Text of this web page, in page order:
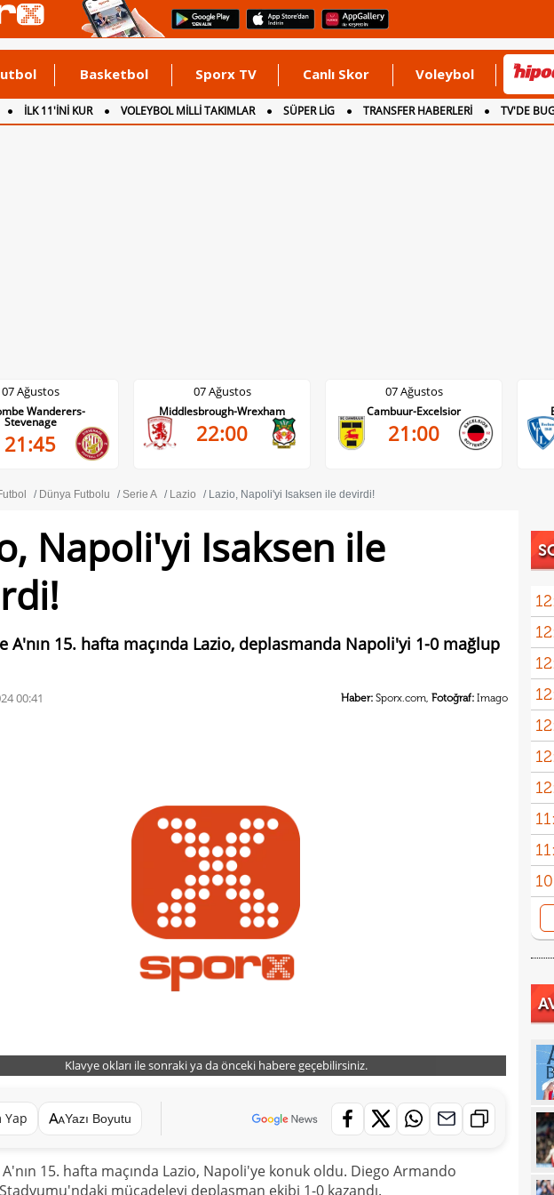
Basketbol Sporx TV Canlı Skor Voleybol
İLK 11'İNİ KUR VOLEYBOL MİLLİ TAKIMLAR SÜPER LİG TRANSFER HABERLERİ TV'DE
İNGİLTERE
07 Ağustos
Wanderers-
Stevenage
21:45
07 Ağustos
Middlesbrough-Wrexham
22:00
07 Ağustos
Cambuur-Excelsior
21:00
Dünya Futbolu Serie A Lazio Lazio, Napoli'yi Isaksen ile devirdi!
Napoli'yi Isaksen ile
A'nın 15. hafta maçında Lazio, deplasmanda Napoli'yi 1-0 mağlup
00:41 Haber: Sporx.com, Fotoğraf: Imago
Klavye okları ile sonraki ya da önceki habere geçebilirsiniz.
Yap Yazı Boyutu
15. hafta maçında Lazio, Napoli'ye konuk oldu. Diego Armando
mücadeleyi deplasman ekibi 1-0 kazandı.
ret!